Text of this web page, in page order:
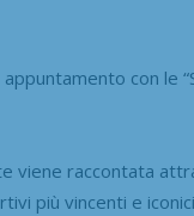
con le
viene raccontata
più vincenti e